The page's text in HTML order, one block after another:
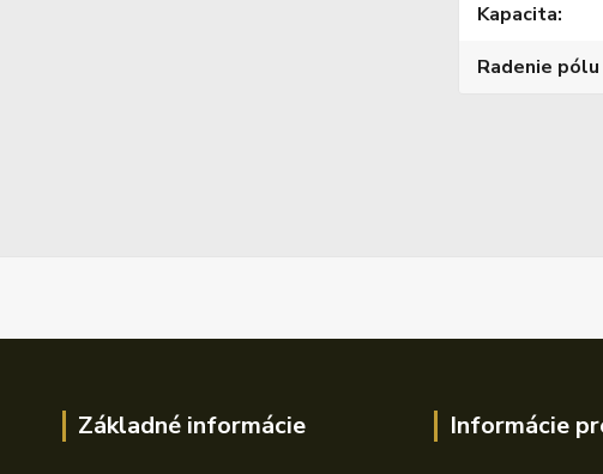
Kapacita
Radenie pólu
Základné informácie Informácie